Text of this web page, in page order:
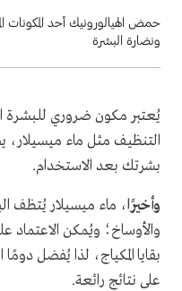
حمض الهيالورونيك أحد المكونات
ونضارة البشرة
يُعتبر مكون ضروري
التنظيف مثل ماء
بشرتك بعد الاستخدام.
وأخيرًا، ماء ميسيلار يُتظف
والأوساخ؛ ويُمكن الاعتماد
بقايا المكياج، لذا يُفضل
على نتائج رائعة.